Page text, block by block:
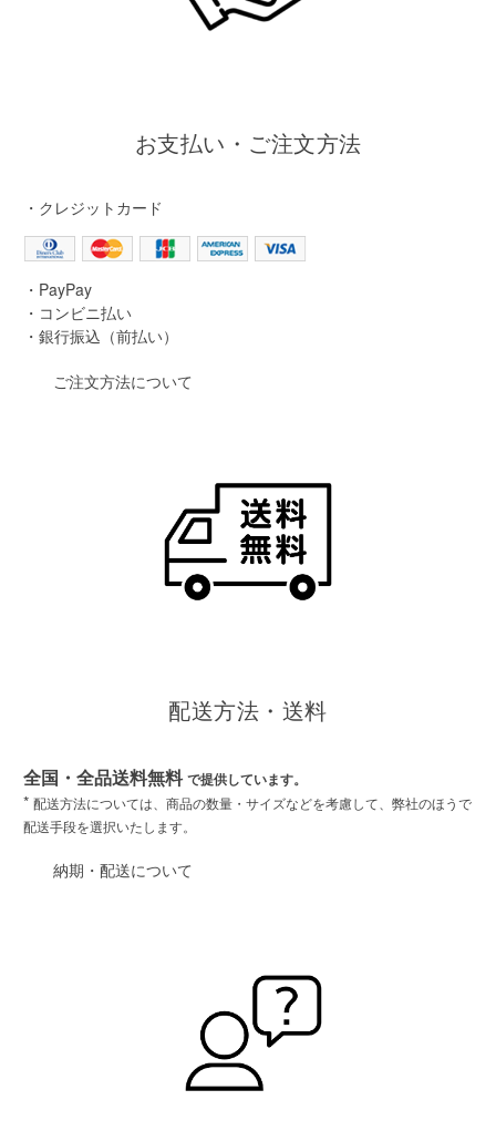
お支払い・ご注文方法
・クレジットカード
・PayPay
・コンビニ払い
・銀行振込（前払い）
ご注文方法について
配送方法・送料
全国・全品送料無料 で提供しています。
* 配送方法については、商品の数量・サイズなどを考慮して、弊社のほうで
配送手段を選択いたします。
納期・配送について